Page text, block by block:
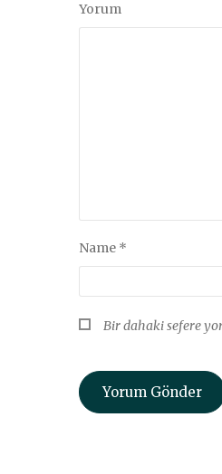
Yorum
Name *
Bir dahaki sefere